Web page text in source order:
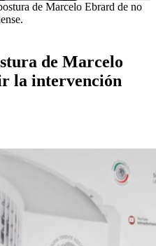
de Marcelo Ebrard de no
de Marcelo
la intervención